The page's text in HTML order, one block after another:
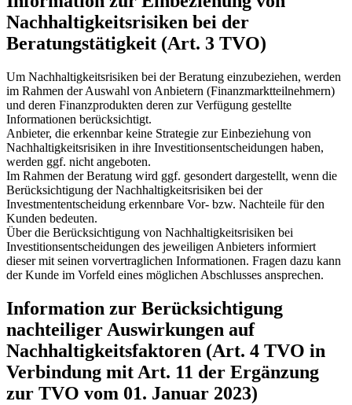
Nachhaltigkeitsrisiken bei der
Beratungstätigkeit (Art. 3 TVO)
Um Nachhaltigkeitsrisiken bei der Beratung einzubeziehen, werden
im Rahmen der Auswahl von Anbietern (Finanzmarktteilnehmern)
und deren Finanzprodukten deren zur Verfügung gestellte
Informationen berücksichtigt.
Anbieter, die erkennbar keine Strategie zur Einbeziehung von
Nachhaltigkeitsrisiken in ihre Investitionsentscheidungen haben,
werden ggf. nicht angeboten.
Im Rahmen der Beratung wird ggf. gesondert dargestellt, wenn die
Berücksichtigung der Nachhaltigkeitsrisiken bei der
Investmententscheidung erkennbare Vor- bzw. Nachteile für den
Kunden bedeuten.
Über die Berücksichtigung von Nachhaltigkeitsrisiken bei
Investitionsentscheidungen des jeweiligen Anbieters informiert
dieser mit seinen vorvertraglichen Informationen. Fragen dazu kann
der Kunde im Vorfeld eines möglichen Abschlusses ansprechen.
Information zur Berücksichtigung
nachteiliger Auswirkungen auf
Nachhaltigkeitsfaktoren (Art. 4 TVO in
Verbindung mit Art. 11 der Ergänzung
zur TVO vom 01. Januar 2023)